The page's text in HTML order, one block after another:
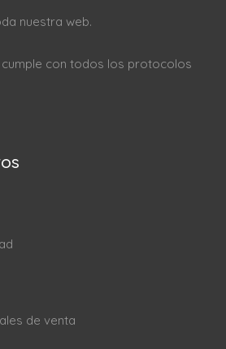
nuestra web.
cumple con todos los protocolos
de venta